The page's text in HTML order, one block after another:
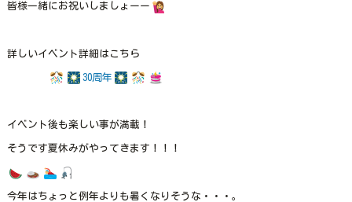
皆様一緒にお祝いしましょーー
詳しいイベント詳細はこちら
30周年
イベント後も楽しい事が満載！
そうです夏休みがやってきます！！！
今年はちょっと例年よりも暑くなりそうな・・・。